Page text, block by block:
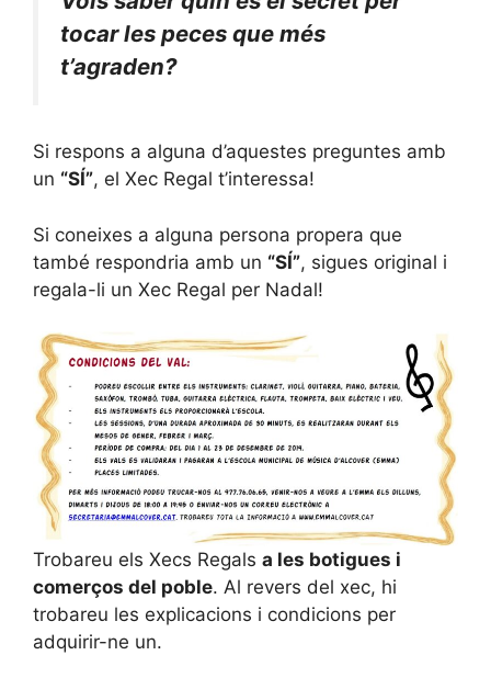
tocar les peces que més
t’agraden?
Si respons a alguna d’aquestes preguntes amb
un “SÍ”, el Xec Regal t’interessa!
Si coneixes a alguna persona propera que
també respondria amb un “SÍ”, sigues original i
regala-li un Xec Regal per Nadal!
Trobareu els Xecs Regals a les botigues i
comerços del poble. Al revers del xec, hi
trobareu les explicacions i condicions per
adquirir-ne un.